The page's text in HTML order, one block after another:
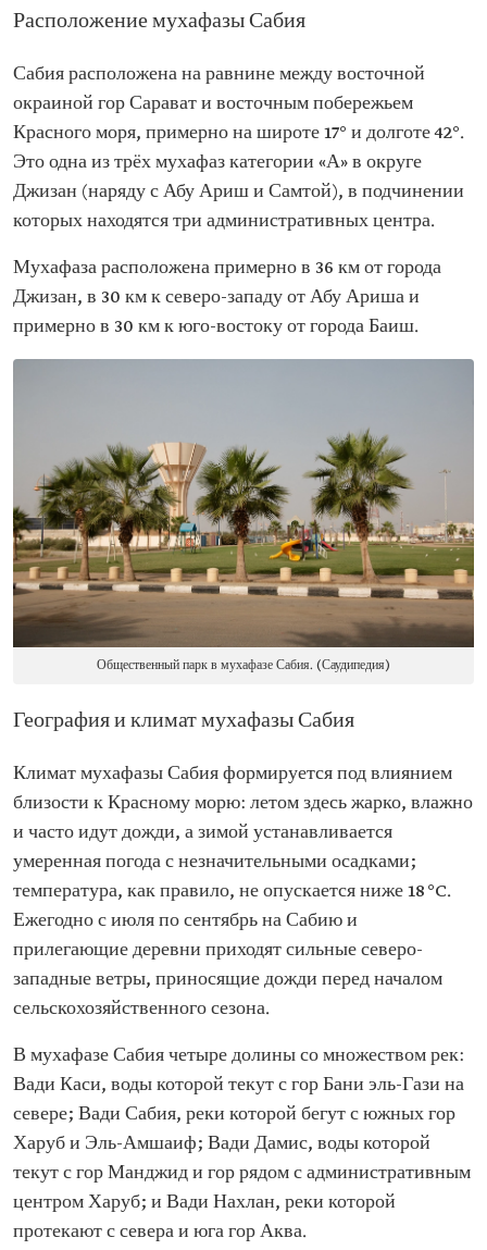
Расположение мухафазы Сабия
Сабия расположена на равнине между восточной
окраиной гор Сарават и восточным побережьем
Красного моря, примерно на широте 17° и долготе 42°.
Это одна из трёх мухафаз категории «А» в округе
Джизан (наряду с Абу Ариш и Самтой), в подчинении
которых находятся три административных центра.
Мухафаза расположена примерно в 36 км от города
Джизан, в 30 км к северо-западу от Абу Ариша и
примерно в 30 км к юго-востоку от города Баиш.
Общественный парк в мухафазе Сабия. (Саудипедия)
География и климат мухафазы Сабия
Климат мухафазы Сабия формируется под влиянием
близости к Красному морю: летом здесь жарко, влажно
и часто идут дожди, а зимой устанавливается
умеренная погода с незначительными осадками;
температура, как правило, не опускается ниже 18 °C.
Ежегодно с июля по сентябрь на Сабию и
прилегающие деревни приходят сильные северо-
западные ветры, приносящие дожди перед началом
сельскохозяйственного сезона.
В мухафазе Сабия четыре долины со множеством рек:
Вади Каси, воды которой текут с гор Бани эль-Гази на
севере; Вади Сабия, реки которой бегут с южных гор
Харуб и Эль-Амшаиф; Вади Дамис, воды которой
текут с гор Манджид и гор рядом с административным
центром Харуб; и Вади Нахлан, реки которой
протекают с севера и юга гор Аква.